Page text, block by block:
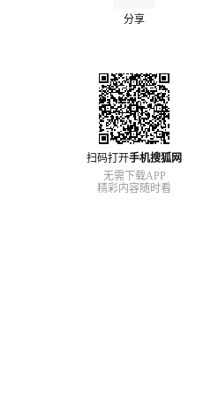
分享
扫码打开手机搜狐网
无需下载APP
精彩内容随时看